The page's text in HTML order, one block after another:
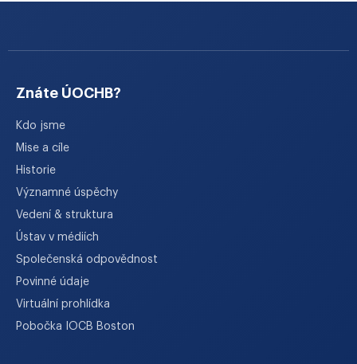
Znáte ÚOCHB?
Kdo jsme
Mise a cíle
Historie
Významné úspěchy
Vedení & struktura
Ústav v médiích
Společenská odpovědnost
Povinné údaje
Virtuální prohlídka
Pobočka IOCB Boston